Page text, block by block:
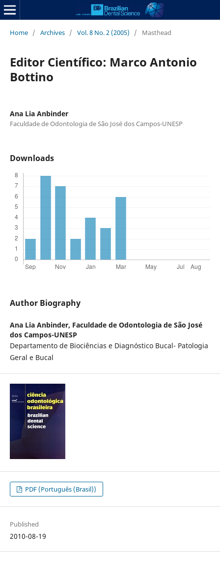
Home / Archives / Vol. 8 No. 2 (2005) / Masthead
Editor Científico: Marco Antonio
Bottino
Ana Lia Anbinder
Faculdade de Odontologia de São José dos Campos-UNESP
Downloads
Author Biography
Ana Lia Anbinder, Faculdade de Odontologia de São José
dos Campos-UNESP
Departamento de Biociências e Diagnóstico Bucal- Patologia
Geral e Bucal
PDF (Português (Brasil))
Published
2010-08-19